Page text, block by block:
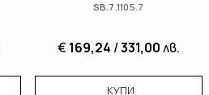
SB.7.1105.7
€ 169,24 /331,00лв.
КУПИ